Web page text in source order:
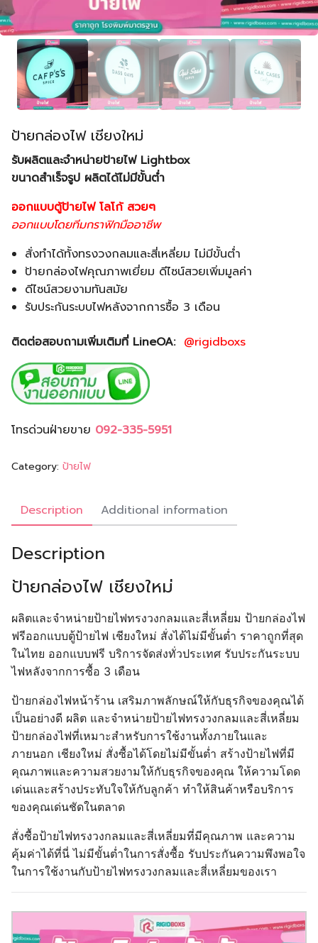
ป้ายกล่องไฟ เชียงใหม่
รับผลิตและจำหน่ายป้ายไฟ Lightbox
ขนาดสำเร็จรูป ผลิตได้ไม่มีขั้นต่ำ
ออกแบบตู้ป้ายไฟ โลโก้ สวยๆ
ออกแบบโดยทีมกราฟิกมืออาชีพ
สั่งทำได้ทั้งทรงวงกลมและสี่เหลี่ยม ไม่มีขั้นต่ำ
ป้ายกล่องไฟคุณภาพเยี่ยม ดีไซน์สวยเพิ่มมูลค่า
ดีไซน์สวยงามทันสมัย
รับประกันระบบไฟหลังจากการซื้อ 3 เดือน
ติดต่อสอบถามเพิ่มเติมที่ LineOA: @rigidboxs
โทรด่วนฝ่ายขาย 092-335-5951
Category: ป้ายไฟ
Description Additional information
Description
ป้ายกล่องไฟ เชียงใหม่
ผลิตและจำหน่ายป้ายไฟทรงวงกลมและสี่เหลี่ยม ป้ายกล่องไฟ
ฟรีออกแบบตู้ป้ายไฟ เชียงใหม่ สั่งได้ไม่มีขั้นต่ำ ราคาถูกที่สุด
ในไทย ออกแบบฟรี บริการจัดส่งทั่วประเทศ รับประกันระบบ
ไฟหลังจากการซื้อ 3 เดือน
ป้ายกล่องไฟหน้าร้าน เสริมภาพลักษณ์ให้กับธุรกิจของคุณได้
เป็นอย่างดี ผลิต และจำหน่ายป้ายไฟทรงวงกลมและสี่เหลี่ยม
ป้ายกล่องไฟที่เหมาะสำหรับการใช้งานทั้งภายในและ
ภายนอก เชียงใหม่ สั่งซื้อได้โดยไม่มีขั้นต่ำ สร้างป้ายไฟที่มี
คุณภาพและความสวยงามให้กับธุรกิจของคุณ ให้ความโดด
เด่นและสร้างประทับใจให้กับลูกค้า ทำให้สินค้าหรือบริการ
ของคุณเด่นชัดในตลาด
สั่งซื้อป้ายไฟทรงวงกลมและสี่เหลี่ยมที่มีคุณภาพ และความ
คุ้มค่าได้ที่นี่ ไม่มีขั้นต่ำในการสั่งซื้อ รับประกันความพึงพอใจ
ในการใช้งานกับป้ายไฟทรงวงกลมและสี่เหลี่ยมของเรา